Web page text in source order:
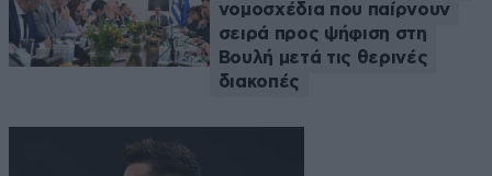
νομοσχέδια που παίρνουν
σειρά προς ψήφιση στη
Βουλή μετά τις θερινές
διακοπές